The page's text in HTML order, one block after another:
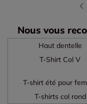
Nous vous
Haut dentelle
T-Shirt Col V
T-shirt été pour
T-shirts col rond